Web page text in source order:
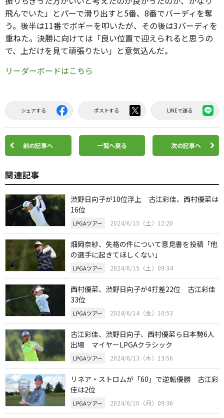
飛んでいた」とパーで滑り出すと5番、8番でバーディを奪
う。後半は11番でボギーを叩いたが、その後は3バーディを
重ねた。決勝に向けては「良い位置で迎えられると思うの
で、上だけを見て頑張りたい」と意気込んだ。
リーダーボードはこちら
シェアする ポストする LINEで送る
前の記事へ 一覧へ戻る 次の記事へ
関連記事
渋野日向子が10位浮上 古江彩佳、西村優菜は
16位
LPGAツアー 2024/6/15（土）12:20
畑岡奈紗、失格の件について意見書を投稿「他
の選手に起きてほしくない」
LPGAツアー 2024/6/15（土）09:34
西村優菜、渋野日向子が4打差22位 古江彩佳
33位
LPGAツアー 2024/6/14（金）10:53
古江彩佳、渋野日向子、西村優菜ら日本勢6人
出場 マイヤーLPGAクラシック
LPGAツアー 2024/6/13（木）13:56
リネア・ストロムが「60」で逆転優勝 古江彩
佳は2位
LPGAツアー 2024/6/10（月）09:36